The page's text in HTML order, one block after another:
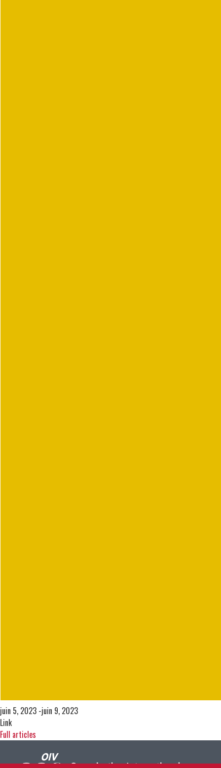
juin 5, 2023 -juin 9, 2023
Link
Full articles